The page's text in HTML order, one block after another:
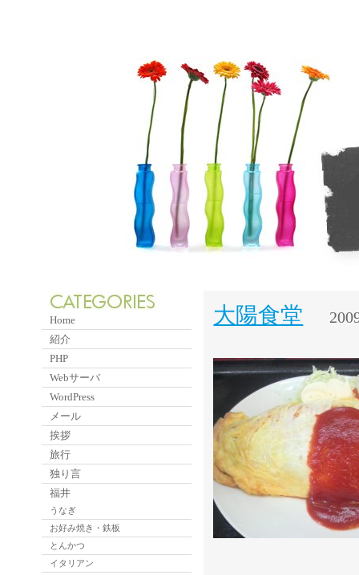
大陽食堂
Home
紹介
PHP
Webサーバ
WordPress
メール
挨拶
旅行
独り言
福井
うなぎ
お好み焼き・鉄板
とんかつ
イタリアン